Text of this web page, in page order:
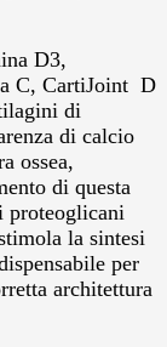
D3,
C, CartiJoint D
di
di calcio
ossea,
di questa
proteoglicani
la sintesi
per
architettura